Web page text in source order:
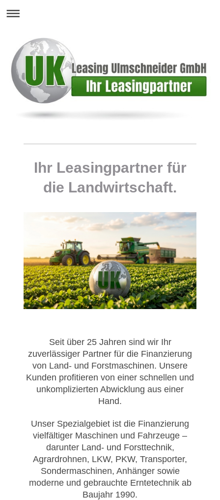
Ihr Leasingpartner für
die Landwirtschaft.
Seit über 25 Jahren sind wir Ihr
zuverlässiger Partner für die Finanzierung
von Land- und Forstmaschinen. Unsere
Kunden profitieren von einer schnellen und
unkomplizierten Abwicklung aus einer
Hand.
Unser Spezialgebiet ist die Finanzierung
vielfältiger Maschinen und Fahrzeuge –
darunter Land- und Forsttechnik,
Agrardrohnen, LKW, PKW, Transporter,
Sondermaschinen, Anhänger sowie
moderne und gebrauchte Erntetechnik ab
Baujahr 1990.